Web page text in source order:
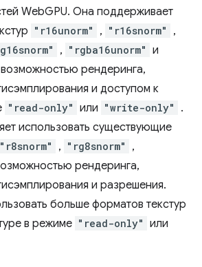
WebGPU. Она поддерживает
"r16unorm" , "r16snorm" ,
, "rgba16unorm" и
рендеринга,
и доступом к
"read-only" или "write-only"
.
использовать существующие
"r8snorm" , "rg8snorm" ,
рендеринга,
и разрешения.
больше форматов текстур
в режиме "read-only" или